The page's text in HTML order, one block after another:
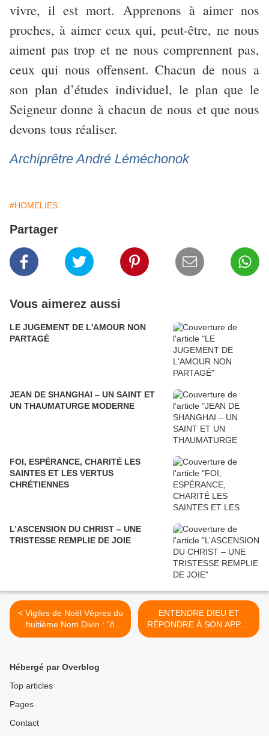
vivre, il est mort. Apprenons à aimer nos
proches, à aimer ceux qui, peut-être, ne nous
aiment pas trop et ne nous comprennent pas,
ceux qui nous offensent. Chacun de nous a
son plan d’études individuel, le plan que le
Seigneur donne à chacun de nous et que nous
devons tous réaliser.
Archiprêtre André Léméchonok
#HOMELIES
Partager
Vous aimerez aussi
LE JUGEMENT DE L'AMOUR NON
PARTAGÉ
JEAN DE SHANGHAI ‒ UN SAINT ET
UN THAUMATURGE MODERNE
FOI, ESPÉRANCE, CHARITÉ LES
SAINTES ET LES VERTUS
CHRÉTIENNES
L’ASCENSION DU CHRIST – UNE
TRISTESSE REMPLIE DE JOIE
< Vigiles de Noël Vêpres du
huitième Nom Divin : "ô
Jésus"
ЕNTENDRE DIEU ET
RÉPONDRE À SON APPEL
>
Hébergé par Overblog
Top articles
Pages
Contact